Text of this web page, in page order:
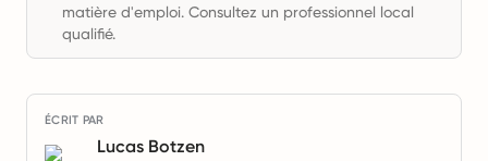
matière d'emploi. Consultez un professionnel local
qualifié.
ÉCRIT PAR
Lucas Botzen